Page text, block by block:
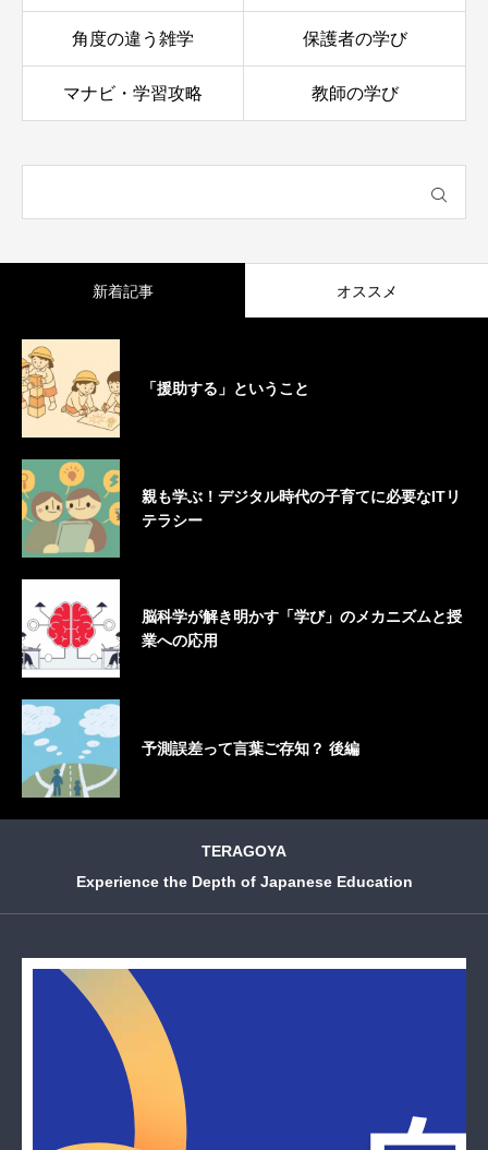
角度の違う雑学 保護者の学び
マナビ・学習攻略 教師の学び
新着記事 オススメ
「援助する」ということ
親も学ぶ！デジタル時代の子育てに必要なITリ
テラシー
脳科学が解き明かす「学び」のメカニズムと授
業への応用
予測誤差って言葉ご存知？ 後編
TERAGOYA
Experience the Depth of Japanese Education